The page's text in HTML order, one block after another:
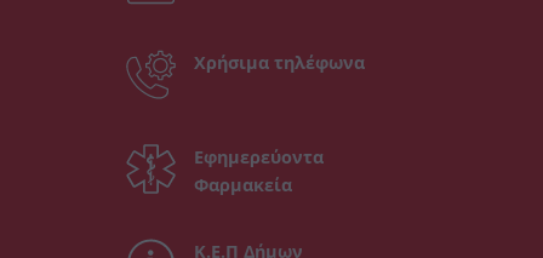
Χρήσιμα τηλέφωνα
Εφημερεύοντα
Φαρμακεία
Κ.Ε.Π Δήμων